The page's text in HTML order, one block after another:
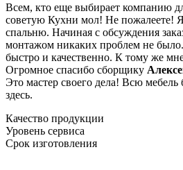
Всем, кто еще выбирает компанию
советую Кухни мол! Не пожалеете!
спальню. Начиная с обсуждения
монтажом никаких проблем не
быстро и качественно. К тому же
Огромное спасибо сборщику
Это мастер своего дела! Всю мебель
здесь.
Качество продукции
Уровень сервиса
Срок изготовления